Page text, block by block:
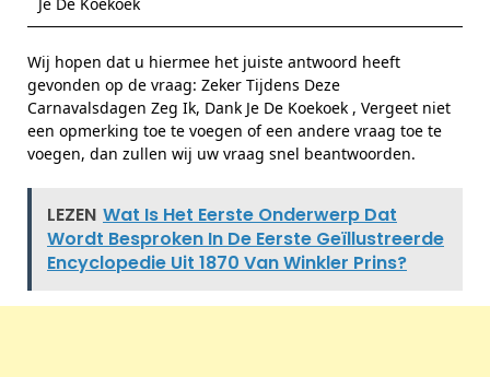
Wij hopen dat u hiermee het juiste antwoord heeft
gevonden op de vraag: Zeker Tijdens Deze
Carnavalsdagen Zeg Ik, Dank Je De Koekoek , Vergeet niet
een opmerking toe te voegen of een andere vraag toe te
voegen, dan zullen wij uw vraag snel beantwoorden.
LEZEN Wat Is Het Eerste Onderwerp Dat
Wordt Besproken In De Eerste Geïllustreerde
Encyclopedie Uit 1870 Van Winkler Prins?